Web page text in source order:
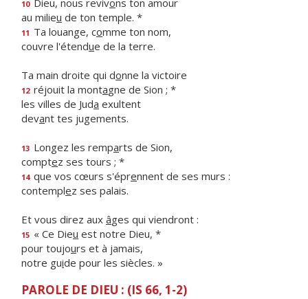
10 Dieu, nous revivons ton amour
au milieu de ton temple. *
11 Ta louange, comme ton nom,
couvre l'étendue de la terre.
Ta main droite qui donne la victoire
12 réjouit la montagne de Sion ; *
les villes de Juda exultent
devant tes jugements.
13 Longez les remparts de Sion,
comptez ses tours ; *
14 que vos cœurs s'éprennent de ses murs :
contemplez ses palais.
Et vous direz aux âges qui viendront :
15 « Ce Dieu est notre Dieu, *
pour toujours et à jamais,
notre guide pour les siècles. »
PAROLE DE DIEU : (IS 66, 1-2)